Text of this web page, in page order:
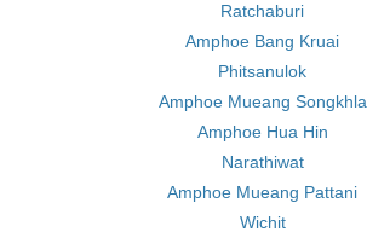
Ratchaburi
Amphoe Bang Kruai
Phitsanulok
Amphoe Mueang Songkhla
Amphoe Hua Hin
Narathiwat
Amphoe Mueang Pattani
Wichit